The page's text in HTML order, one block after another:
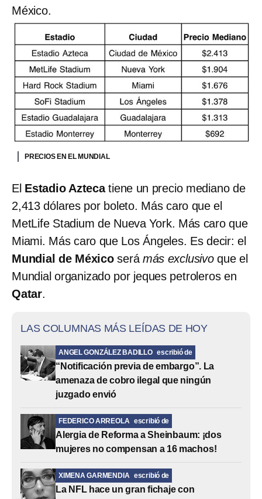
México.
PRECIOS EN EL MUNDIAL
El Estadio Aztecatiene un precio mediano de
2,413 dólares por boleto. Más caro que el
MetLife Stadium de Nueva York. Más caro que
Miami. Más caro que Los Ángeles. Es decir: el
Mundial de Méxicoserá más exclusivoque el
Mundial organizado por jeques petroleros en
Qatar.
LAS COLUMNAS MÁS LEÍDAS DE HOY
ANGEL GONZÁLEZ BADILLO escribió de
“Notificación previa de embargo”. La
amenaza de cobro ilegal que ningún
juzgado envió
FEDERICO ARREOLA escribió de
Alergia de Reforma a Sheinbaum: ¡dos
mujeres no compensan a 16 machos!
XIMENA GARMENDIA escribió de
La NFL hace un gran fichaje con